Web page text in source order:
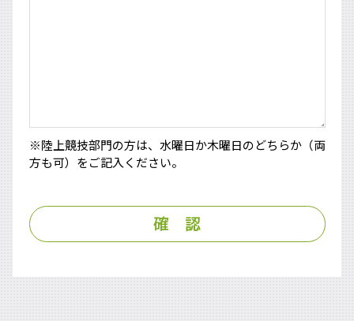
※陸上競技部門の方は、水曜日か木曜日のどちらか（両
方も可）をご記入ください。